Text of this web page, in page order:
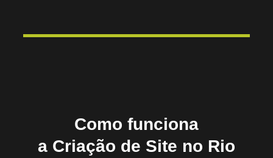
Como funciona
a Criação de Site no Rio